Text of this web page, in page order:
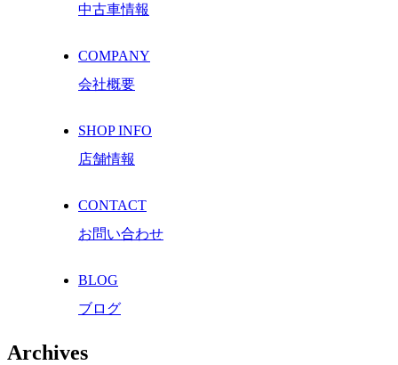
中古車情報
COMPANY
会社概要
SHOP INFO
店舗情報
CONTACT
お問い合わせ
BLOG
ブログ
Archives